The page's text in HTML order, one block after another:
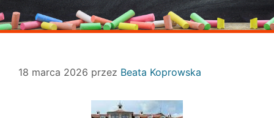
18 marca 2026 przez Beata Koprowska